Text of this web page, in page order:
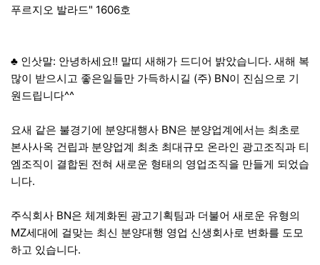
푸르지오 발라드" 1606호
♣ 인삿말: 안녕하세요!! 말띠 새해가 드디어 밝았습니다. 새해 복
많이 받으시고 좋은일들만 가득하시길 (주) BN이 진심으로 기
원드립니다^^
요새 같은 불경기에 분양대행사 BN은 분양업계에서는 최초로
본사사옥 건립과 분양업계 최초 최대규모 온라인 광고조직과 티
엠조직이 결합된 전혀 새로운 형태의 영업조직을 만들게 되었습
니다.
주식회사 BN은 체계화된 광고기획팀과 더불어 새로운 유형의
MZ세대에 걸맞는 최신 분양대행 영업 신생회사로 변화를 도모
하고 있습니다.